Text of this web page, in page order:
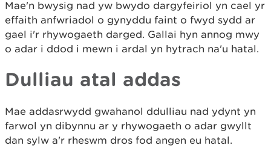
Mae'n bwysig nad yw bwydo dargyfeiriol yn cael yr
effaith anfwriadol o gynyddu faint o fwyd sydd ar
gael i'r rhywogaeth darged. Gallai hyn annog mwy
o adar i ddod i mewn i ardal yn hytrach na'u hatal.
Dulliau atal addas
Mae addasrwydd gwahanol ddulliau nad ydynt yn
farwol yn dibynnu ar y rhywogaeth o adar gwyllt
dan sylw a'r rheswm dros fod angen eu hatal.